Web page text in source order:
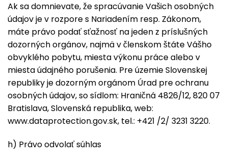
Ak sa domnievate, že spracúvanie Vašich osobných
údajov je v rozpore s Nariadením resp. Zákonom,
máte právo podať sťažnosť na jeden z príslušných
dozorných orgánov, najmä v členskom štáte Vášho
obvyklého pobytu, miesta výkonu práce alebo v
miesta údajného porušenia. Pre územie Slovenskej
republiky je dozorným orgánom Úrad pre ochranu
osobných údajov, so sídlom: Hraničná 4826/12, 820 07
Bratislava, Slovenská republika, web:
www.dataprotection.gov.sk, tel.: +421 /2/ 3231 3220.
h) Právo odvolať súhlas